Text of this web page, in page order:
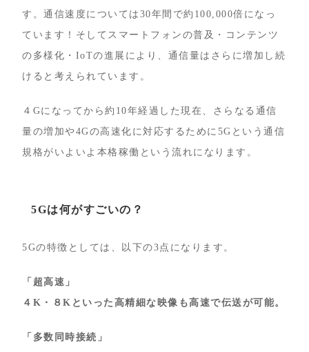
す。通信速度については30年間で約100,000倍になっ
ています！そしてスマートフォンの普及・コンテンツ
の多様化・IoTの進展により、通信量はさらに増加し続
けると考えられています。
４Gになってから約10年経過した現在、さらなる通信
量の増加や4Gの高速化に対応するために5Gという通信
規格がいよいよ本格稼働という流れになります。
5Gは何がすごいの？
5Gの特徴としては、以下の3点になります。
「超高速」
４K・８Kといった高精細な映像も高速で伝送が可能。
「多数同時接続」